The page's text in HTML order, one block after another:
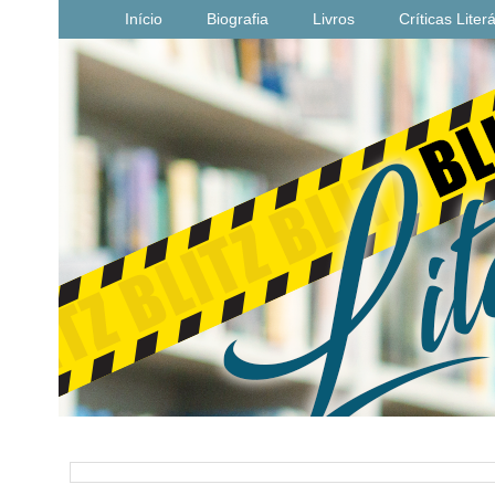
Início Biografia Livros Críticas